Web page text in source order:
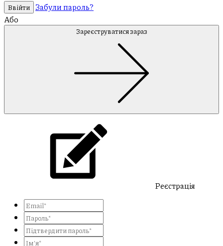
Ввійти
Забули пароль?
Або
Зареєструватися зараз
Реєстрація